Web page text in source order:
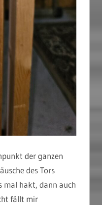
der ganzen
des Tors
mal hakt, dann auch
fällt mir